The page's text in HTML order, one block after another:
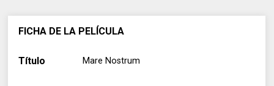
FICHA DE LA PELÍCULA
Título Mare Nostrum